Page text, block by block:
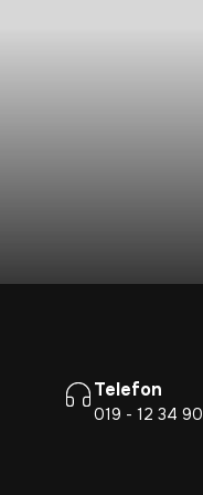
Telefon
019 - 12 34 90